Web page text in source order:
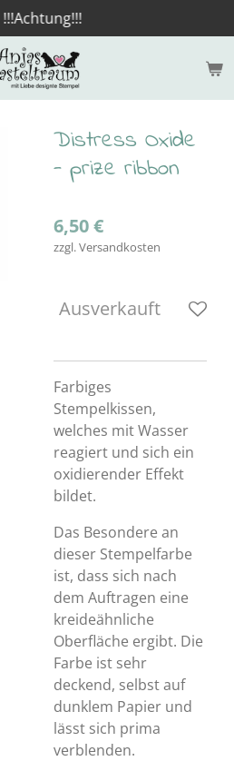
!!!Achtung!!!
Distress Oxide
- prize ribbon
6,50 €
zzgl. Versandkosten
Ausverkauft
Farbiges
Stempelkissen,
welches mit Wasser
reagiert und sich ein
oxidierender Effekt
bildet.
Das Besondere an
dieser Stempelfarbe
ist, dass sich nach
dem Auftragen eine
kreideähnliche
Oberfläche ergibt. Die
Farbe ist sehr
deckend, selbst auf
dunklem Papier und
lässt sich prima
verblenden.